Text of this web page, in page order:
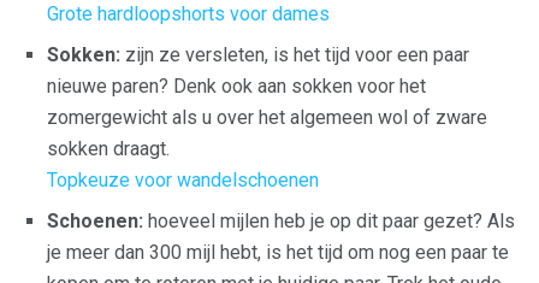
Grote hardloopshorts voor dames
Sokken: zijn ze versleten, is het tijd voor een paar
nieuwe paren? Denk ook aan sokken voor het
zomergewicht als u over het algemeen wol of zware
sokken draagt.
Topkeuze voor wandelschoenen
Schoenen: hoeveel mijlen heb je op dit paar gezet? Als
je meer dan 300 mijl hebt, is het tijd om nog een paar te